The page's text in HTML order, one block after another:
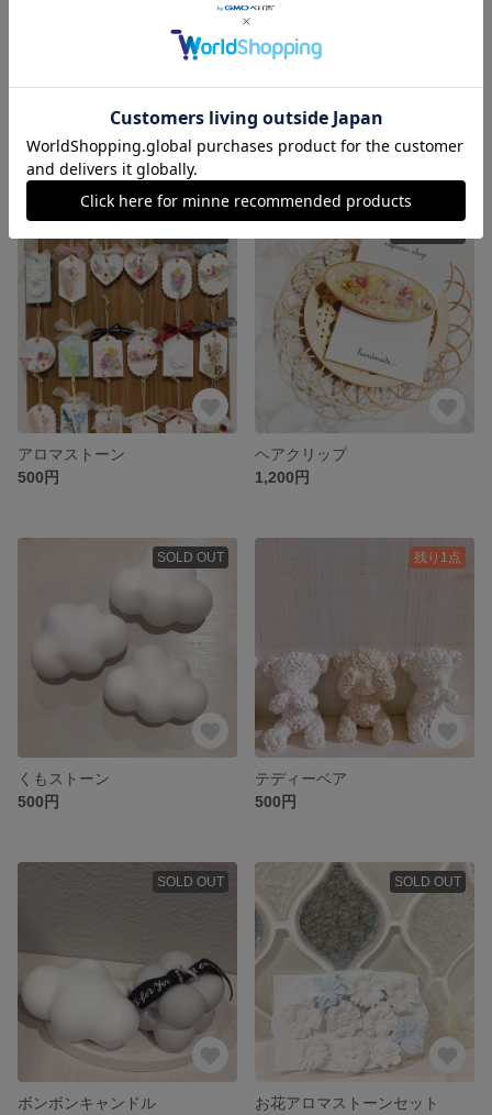
630円
アロマストーン
800円
アロマストーン
500円
ヘアクリップ
1,200円
SOLD OUT
くもストーン
500円
残り1点
テディーベア
500円
SOLD OUT
ボンボンキャンドル
SOLD OUT
お花アロマストーンセット